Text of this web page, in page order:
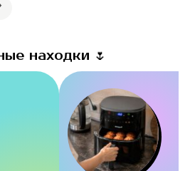
находки 🌷